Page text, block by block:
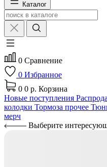
Каталог
0 Сравнение
0 Избранное
0 0 р. Корзина
Новые поступления
колодки Тормоза прочее
мерч
Выберите